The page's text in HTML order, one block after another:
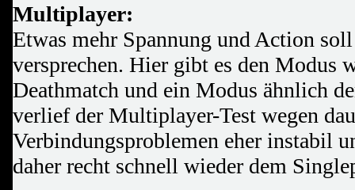
Multiplayer:
Etwas mehr Spannung und Action
versprechen. Hier gibt es den Modus
Deathmatch und ein Modus ähnlich
verlief der Multiplayer-Test wegen
Verbindungsproblemen eher instabil
daher recht schnell wieder dem